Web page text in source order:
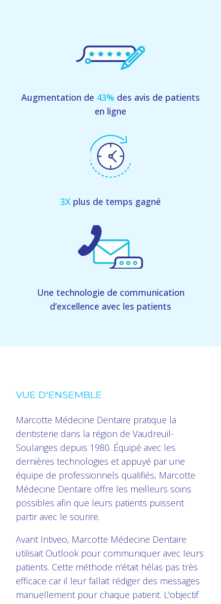
Augmentation de 43% des avis de patients
en ligne
3X plus de temps gagné
Une technologie de communication
d’excellence avec les patients
VUE D'ENSEMBLE
Marcotte Médecine Dentaire pratique la
dentisterie dans la région de Vaudreuil-
Soulanges depuis 1980. Équipé avec les
dernières technologies et appuyé par une
équipe de professionnels qualifiés, Marcotte
Médecine Dentaire offre les meilleurs soins
possibles afin que leurs patients puissent
partir avec le sourire.
Avant Intiveo, Marcotte Médecine Dentaire
utilisait Outlook pour communiquer avec leurs
patients. Cette méthode n'était hélas pas très
efficace car il leur fallait rédiger des messages
manuellement pour chaque patient. L'objectif